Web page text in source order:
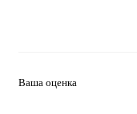
Ваша оценка